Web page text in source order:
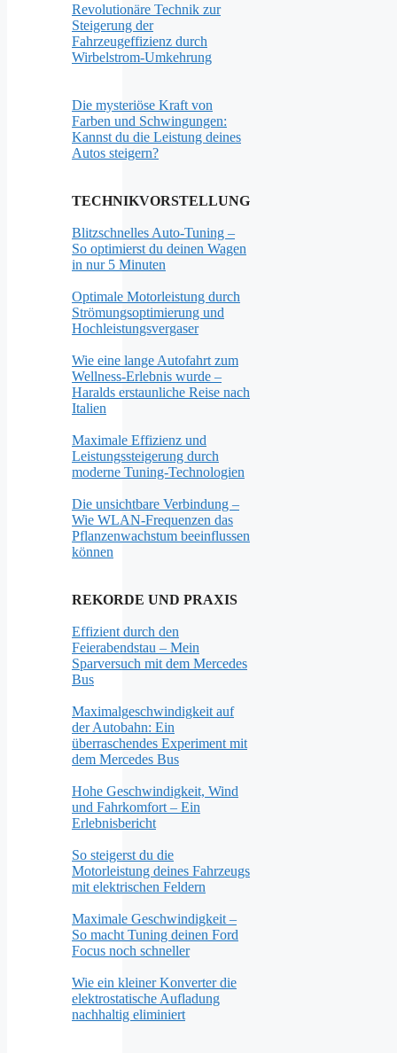
Revolutionäre Technik zur
Steigerung der
Fahrzeugeffizienz durch
Wirbelstrom-Umkehrung
Die mysteriöse Kraft von
Farben und Schwingungen:
Kannst du die Leistung deines
Autos steigern?
TECHNIKVORSTELLUNG
Blitzschnelles Auto-Tuning –
So optimierst du deinen Wagen
in nur 5 Minuten
Optimale Motorleistung durch
Strömungsoptimierung und
Hochleistungsvergaser
Wie eine lange Autofahrt zum
Wellness-Erlebnis wurde –
Haralds erstaunliche Reise nach
Italien
Maximale Effizienz und
Leistungssteigerung durch
moderne Tuning-Technologien
Die unsichtbare Verbindung –
Wie WLAN-Frequenzen das
Pflanzenwachstum beeinflussen
können
REKORDE UND PRAXIS
Effizient durch den
Feierabendstau – Mein
Sparversuch mit dem Mercedes
Bus
Maximalgeschwindigkeit auf
der Autobahn: Ein
überraschendes Experiment mit
dem Mercedes Bus
Hohe Geschwindigkeit, Wind
und Fahrkomfort – Ein
Erlebnisbericht
So steigerst du die
Motorleistung deines Fahrzeugs
mit elektrischen Feldern
Maximale Geschwindigkeit –
So macht Tuning deinen Ford
Focus noch schneller
Wie ein kleiner Konverter die
elektrostatische Aufladung
nachhaltig eliminiert